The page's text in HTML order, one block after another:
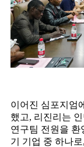
이어진 심포지엄
했고, 리진리는
연구팀 전원을 환
기 기업 중 하나